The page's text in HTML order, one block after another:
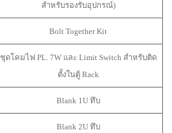
สำหรับรองรับอุปกรณ์)
Bolt Together Kit
ชุดโคมไฟ PL. 7W และ Limit Switch สำหรับติด
ตั้งในตู้ Rack
Blank 1U ทึบ
Blank 2U ทึบ